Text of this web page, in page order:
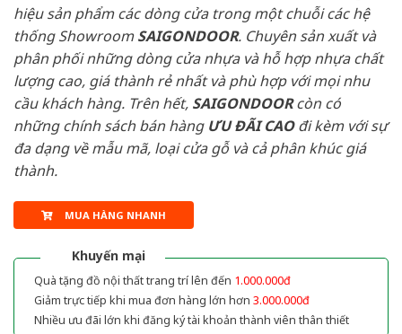
hiệu sản phẩm các dòng cửa trong một chuỗi các hệ
thống ShowroomSAIGONDOOR. Chuyên sản xuất và
phân phối những dòng cửa nhựa và hỗ hợp nhựa chất
lượng cao, giá thành rẻ nhất và phù hợp với mọi nhu
cầu khách hàng. Trên hết, SAIGONDOORcòn có
những chính sách bán hàng ƯU ĐÃI CAOđi kèm với sự
đa dạng về mẫu mã, loại cửa gỗ và cả phân khúc giá
thành.
MUA HÀNG NHANH
Khuyến mại
Quà tặng đồ nội thất trang trí lên đến 1.000.000đ
Giảm trực tiếp khi mua đơn hàng lớn hơn 3.000.000đ
Nhiều ưu đãi lớn khi đăng ký tài khoản thành viên thân thiết